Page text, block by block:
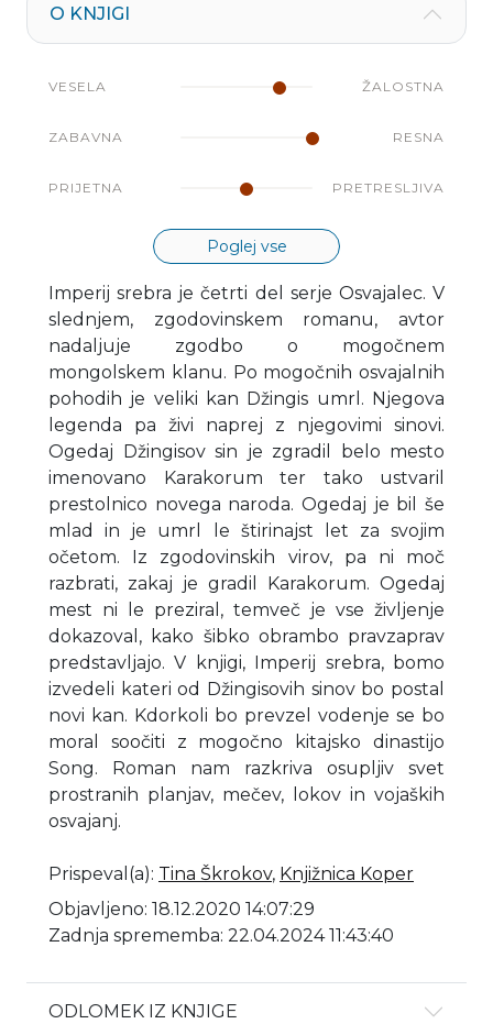
O KNJIGI
VESELA ŽALOSTNA
ZABAVNA RESNA
PRIJETNA PRETRESLJIVA
Poglej vse
Imperij srebra je četrti del serje Osvajalec. V
slednjem, zgodovinskem romanu, avtor
nadaljuje zgodbo o mogočnem
mongolskem klanu. Po mogočnih osvajalnih
pohodih je veliki kan Džingis umrl. Njegova
legenda pa živi naprej z njegovimi sinovi.
Ogedaj Džingisov sin je zgradil belo mesto
imenovano Karakorum ter tako ustvaril
prestolnico novega naroda. Ogedaj je bil še
mlad in je umrl le štirinajst let za svojim
očetom. Iz zgodovinskih virov, pa ni moč
razbrati, zakaj je gradil Karakorum. Ogedaj
mest ni le preziral, temveč je vse življenje
dokazoval, kako šibko obrambo pravzaprav
predstavljajo. V knjigi, Imperij srebra, bomo
izvedeli kateri od Džingisovih sinov bo postal
novi kan. Kdorkoli bo prevzel vodenje se bo
moral soočiti z mogočno kitajsko dinastijo
Song. Roman nam razkriva osupljiv svet
prostranih planjav, mečev, lokov in vojaških
osvajanj.
Prispeval(a): Tina Škrokov, Knjižnica Koper
Objavljeno: 18.12.2020 14:07:29
Zadnja sprememba: 22.04.2024 11:43:40
ODLOMEK IZ KNJIGE